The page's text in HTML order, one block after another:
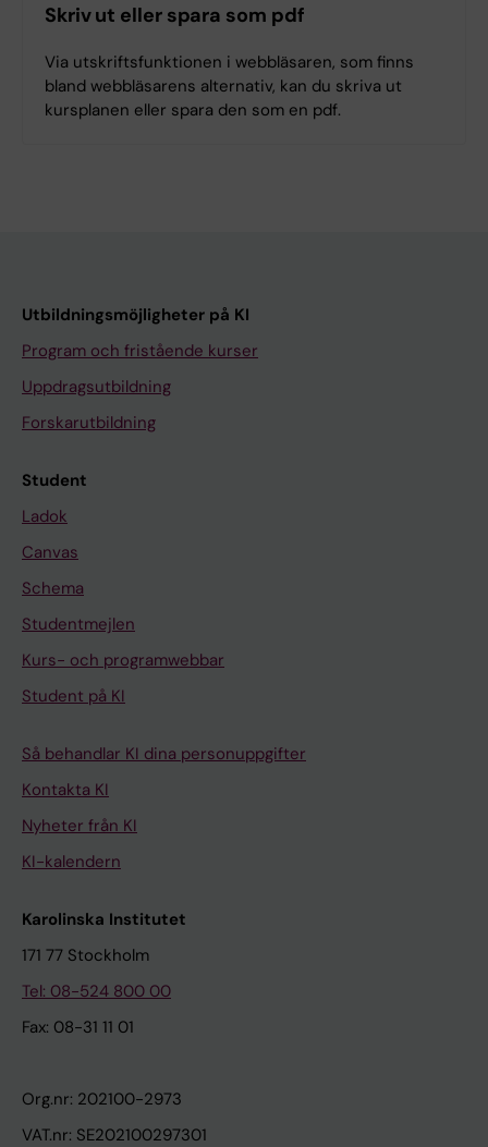
Skriv ut eller spara som pdf
Via utskriftsfunktionen i webbläsaren, som finns
bland webbläsarens alternativ, kan du skriva ut
kursplanen eller spara den som en pdf.
Utbildningsmöjligheter på KI
Program och fristående kurser
Uppdragsutbildning
Forskarutbildning
Student
Ladok
Canvas
Schema
Studentmejlen
Kurs- och programwebbar
Student på KI
Så behandlar KI dina personuppgifter
Kontakta KI
Nyheter från KI
KI-kalendern
Karolinska Institutet
171 77 Stockholm
Tel: 08-524 800 00
Fax: 08-31 11 01
Org.nr: 202100-2973
VAT.nr: SE202100297301